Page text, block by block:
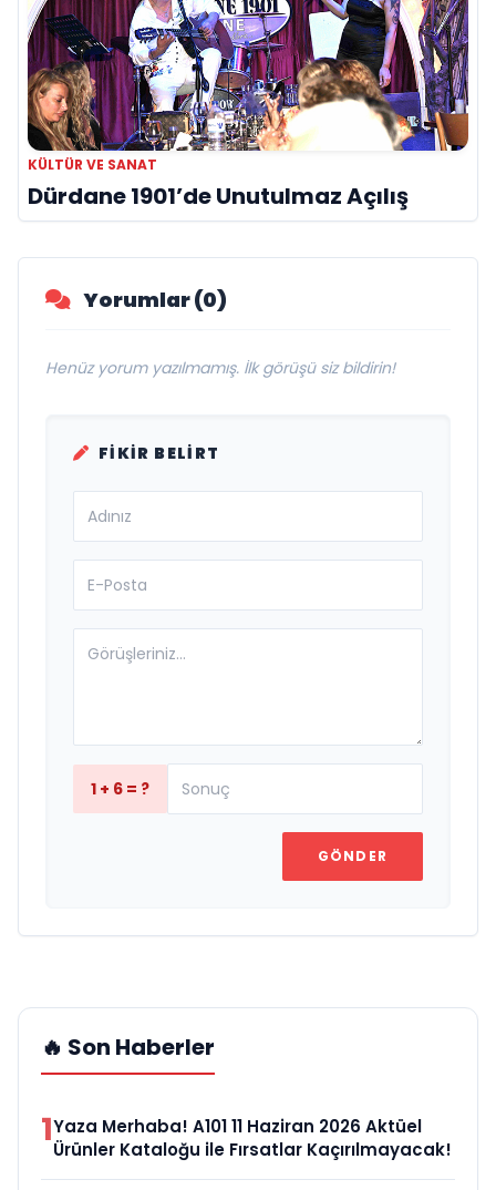
KÜLTÜR VE SANAT
Dürdane 1901’de Unutulmaz Açılış
Yorumlar (0)
Henüz yorum yazılmamış. İlk görüşü siz bildirin!
FIKIR BELIRT
1 + 6 = ?
GÖNDER
🔥 Son Haberler
1Yaza Merhaba! A101 11 Haziran 2026 Aktüel
Ürünler Kataloğu ile Fırsatlar Kaçırılmayacak!